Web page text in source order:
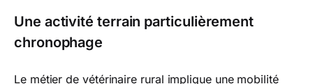
Une activité terrain particulièrement
chronophage
Le métier de vétérinaire rural implique une mobilité